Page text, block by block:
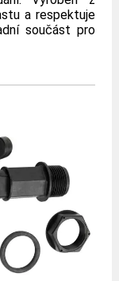
a respektuje
součást pro